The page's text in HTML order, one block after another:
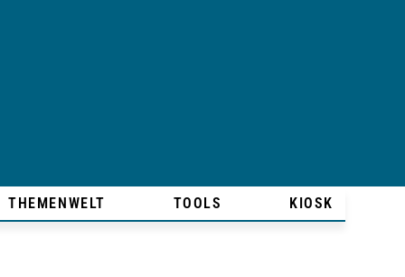
THEMENWELT TOOLS KIOSK